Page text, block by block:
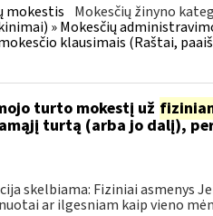
mokestis Mokesčių žinyno
» Mokesčių
klausimais (Raštai,
turto mokestį už
turtą (arba jo dalį),
skelbiama: Fiziniai asmenys
ar ilgesniam kaip vieno